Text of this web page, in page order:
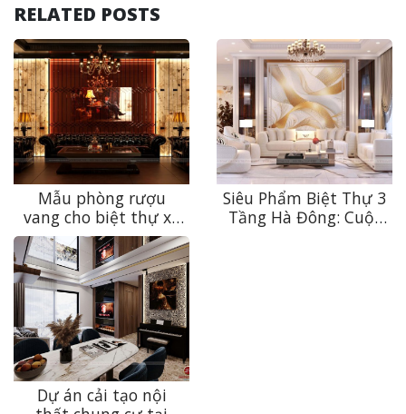
RELATED POSTS
Mẫu phòng rượu
vang cho biệt thự xa
xỉ – “Mật thất”
thưởng vang tại gia
của giới thượng lưu
Siêu Phẩm Biệt Thự 3
Tầng Hà Đông: Cuộc
Dự án cải tạo nội